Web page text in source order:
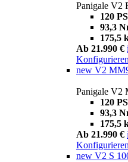
Panigale V2
120 PS
93,3
175,5
Ab 21.990 € i
Konfigurieren
new V2
Panigale V2
120 PS
93,3
175,5
Ab 21.990 € i
Konfigurieren
new V2 S